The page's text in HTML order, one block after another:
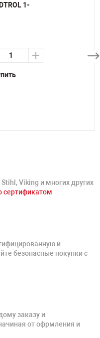
1-
Viking и многих других
сертификатом
и
безопасные покупки с
заказу и
от офрмления и